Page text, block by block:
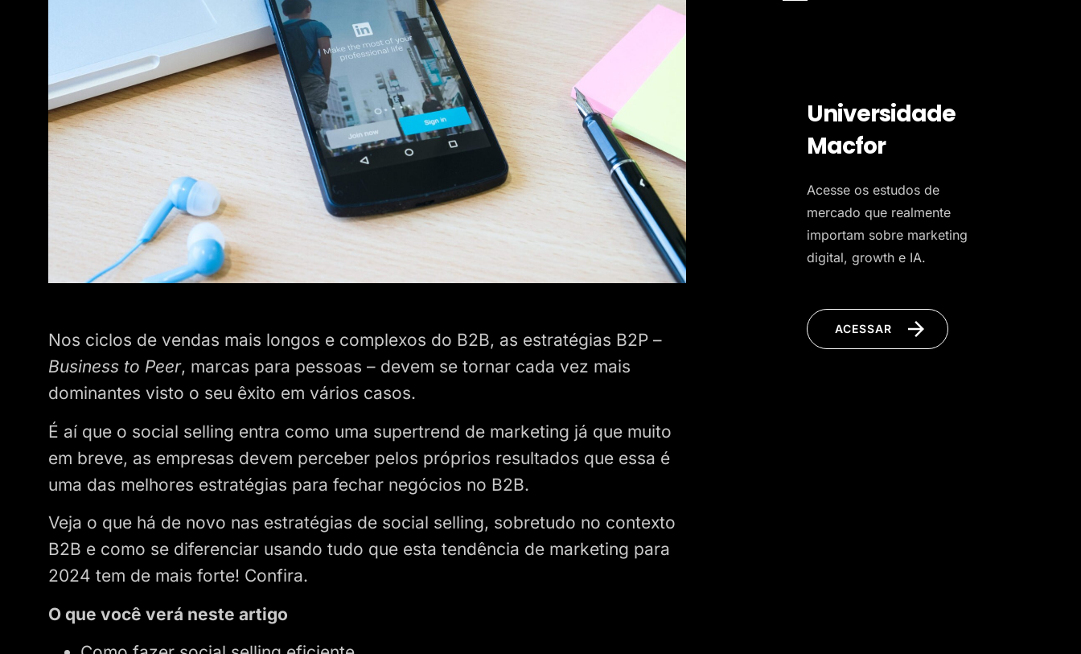
Nos ciclos de vendas mais longos e complexos do B2B, as estratégias B2P –
Business to Peer, marcas para pessoas – devem se tornar cada vez mais
dominantes visto o seu êxito em vários casos.
É aí que o social selling entra como uma supertrend de marketing já que muito
em breve, as empresas devem perceber pelos próprios resultados que essa é
uma das melhores estratégias para fechar negócios no B2B.
Veja o que há de novo nas estratégias de social selling, sobretudo no contexto
B2B e como se diferenciar usando tudo que esta tendência de marketing para
2024 tem de mais forte! Confira.
O que você verá neste artigo
Universidade
Macfor
Acesse os estudos de
mercado que realmente
importam sobre marketing
digital, growth e IA.
ACESSAR